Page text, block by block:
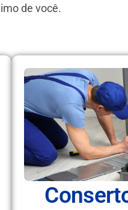
de você.